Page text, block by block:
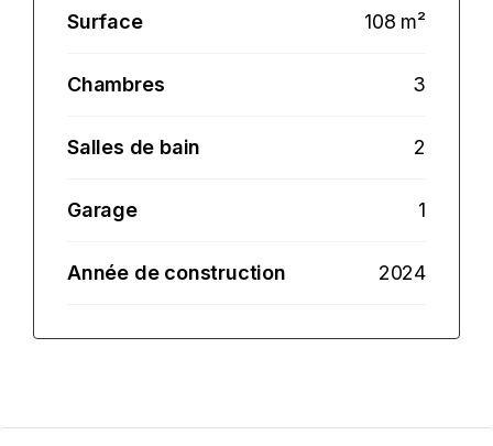
Surface 108 m²
Chambres 3
Salles de bain 2
Garage 1
Année de construction 2024